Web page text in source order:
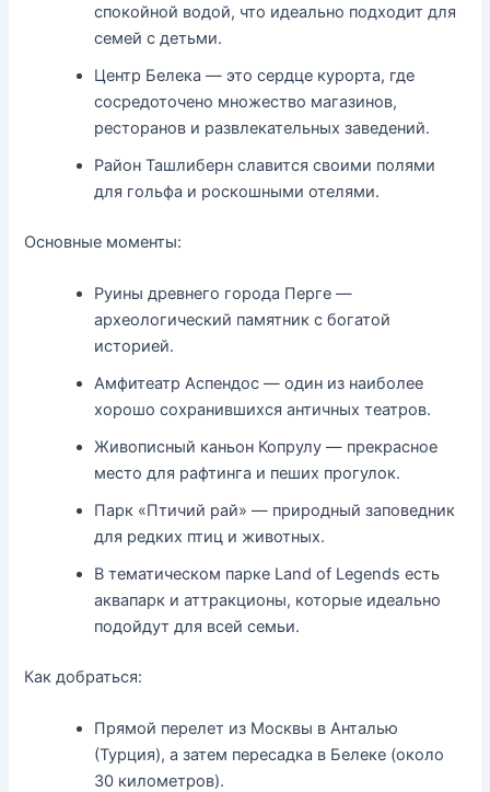
спокойной водой, что идеально подходит для
семей с детьми.
Центр Белека — это сердце курорта, где
сосредоточено множество магазинов,
ресторанов и развлекательных заведений.
Район Ташлиберн славится своими полями
для гольфа и роскошными отелями.
Основные моменты:
Руины древнего города Перге —
археологический памятник с богатой
историей.
Амфитеатр Аспендос — один из наиболее
хорошо сохранившихся античных театров.
Живописный каньон Копрулу — прекрасное
место для рафтинга и пеших прогулок.
Парк «Птичий рай» — природный заповедник
для редких птиц и животных.
В тематическом парке Land of Legends есть
аквапарк и аттракционы, которые идеально
подойдут для всей семьи.
Как добраться:
Прямой перелет из Москвы в Анталью
(Турция), а затем пересадка в Белеке (около
30 километров).